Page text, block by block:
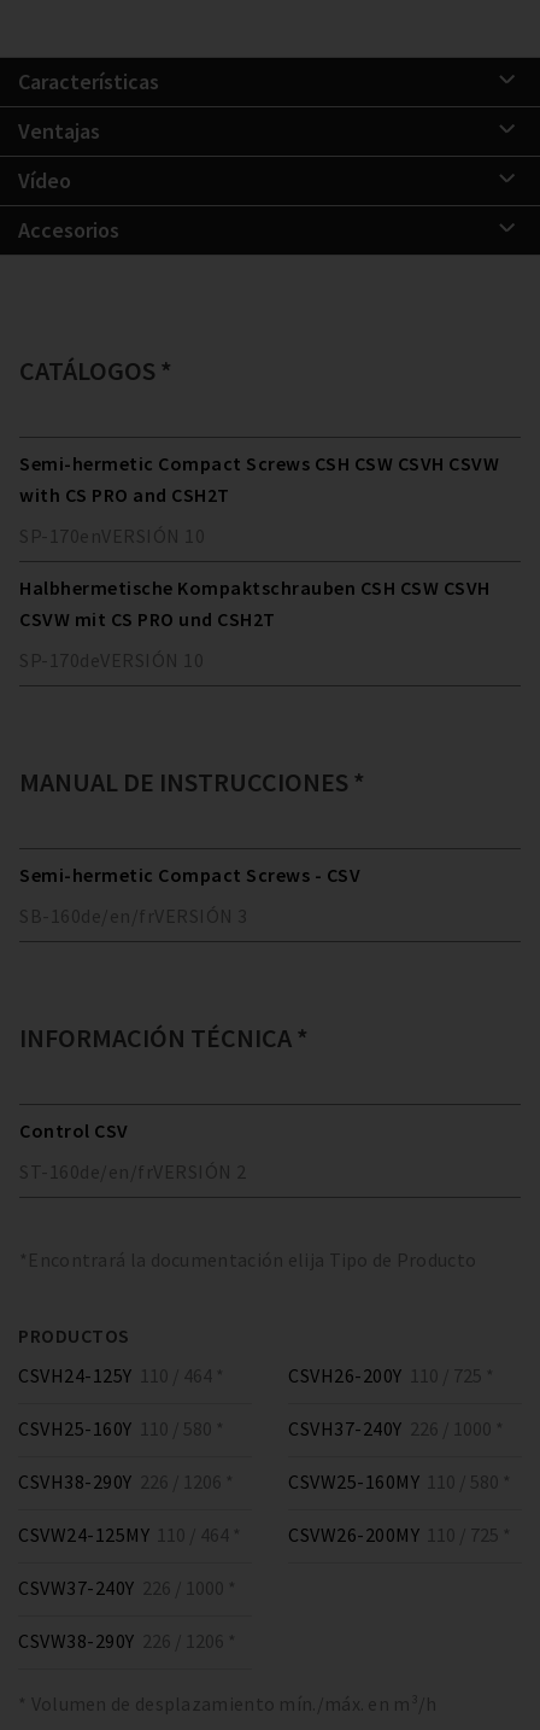
Características
Ventajas
Vídeo
Accesorios
CATÁLOGOS *
Semi-hermetic Compact Screws CSH CSW CSVH CSVW
with CS PRO and CSH2T
SP-170enVERSIÓN 10
Halbhermetische Kompaktschrauben CSH CSW CSVH
CSVW mit CS PRO und CSH2T
SP-170deVERSIÓN 10
MANUAL DE INSTRUCCIONES *
Semi-hermetic Compact Screws - CSV
SB-160de/en/fr VERSIÓN 3
INFORMACIÓN TÉCNICA *
Control CSV
ST-160de/en/fr VERSIÓN 2
*Encontrará la documentación elija Tipo de Producto
PRODUCTOS
CSVH24-125Y 110 / 464 *
CSVH25-160Y 110 / 580 *
CSVH26-200Y 110 / 725 *
CSVH37-240Y 226 / 1000 *
CSVH38-290Y 226 / 1206 *
CSVW24-125MY 110 / 464 *
CSVW25-160MY 110 / 580 *
CSVW26-200MY 110 / 725 *
CSVW37-240Y 226 / 1000 *
CSVW38-290Y 226 / 1206 *
* Volumen de desplazamiento mín./máx. en m³/h